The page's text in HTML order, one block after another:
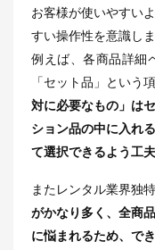
お客様が使いやすい
すい操作性を意識しま
例えば、各商品詳細
「セット品」という
対に必要なもの」は
ション品の中に入れ
て選択できるよう工夫
またレンタル業界独
がかなり多く、全商
に悩まれるため、で